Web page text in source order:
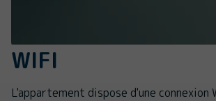
WIFI
L'appartement dispose d'une connexion